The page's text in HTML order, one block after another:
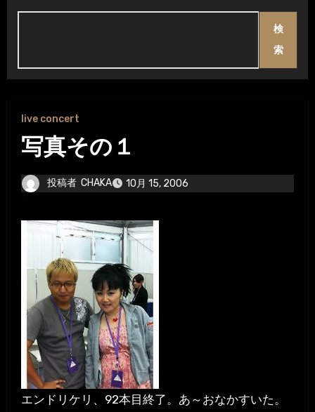
検
索
live concert
写真その１
投稿者 CHAKA 10月 15, 2006
エンドリケリ、92本目終了。あ～おなかすいた。